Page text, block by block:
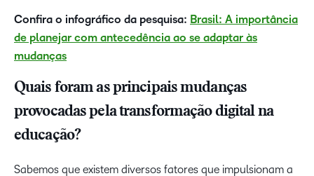
Confira o infográfico da pesquisa: Brasil: A importância
de planejar com antecedência ao se adaptar às
mudanças
Quais foram as principais mudanças
provocadas pela transformação digital na
educação?
Sabemos que existem diversos fatores que impulsionam a